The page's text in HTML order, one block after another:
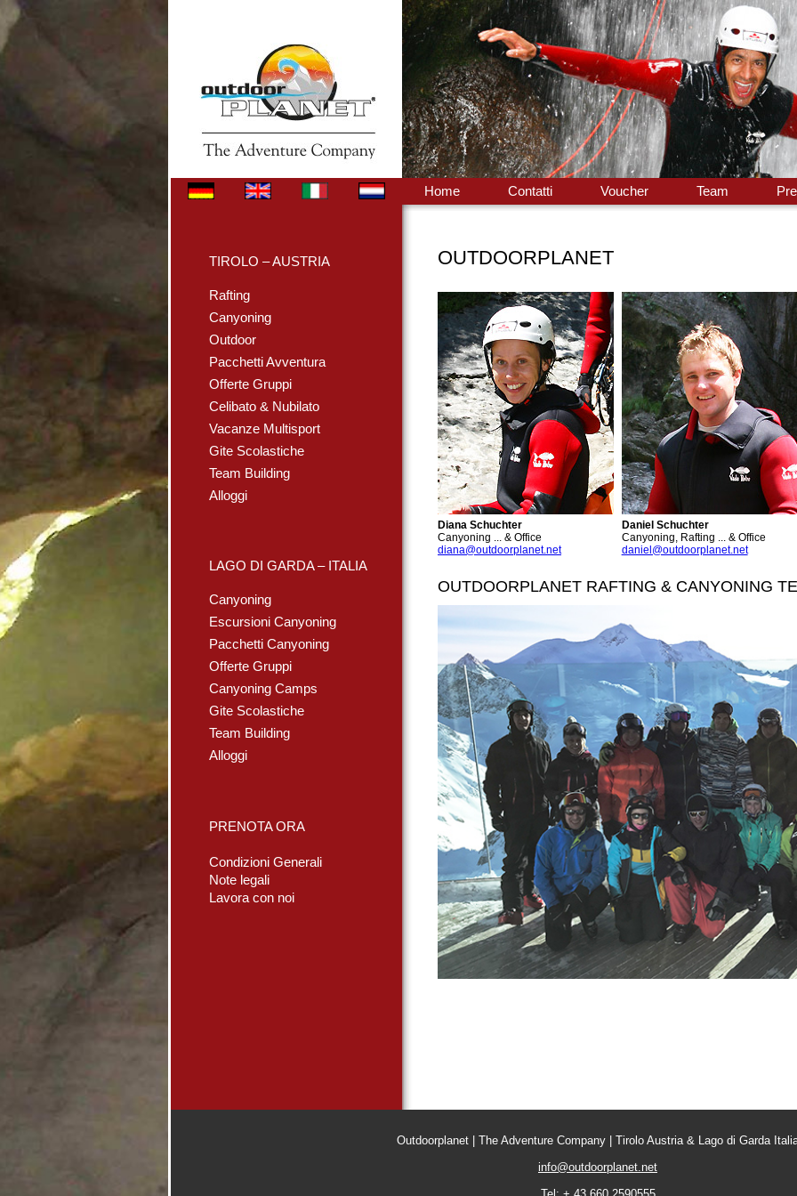
Home Contatti Voucher Team
TIROLO – AUSTRIA
Rafting
Canyoning
Outdoor
Pacchetti Avventura
Offerte Gruppi
Celibato & Nubilato
Vacanze Multisport
Gite Scolastiche
Team Building
Alloggi
LAGO DI GARDA – ITALIA
Canyoning
Escursioni Canyoning
Pacchetti Canyoning
Offerte Gruppi
Canyoning Camps
Gite Scolastiche
Team Building
Alloggi
PRENOTA ORA
Condizioni Generali
Note legali
Lavora con noi
OUTDOORPLANET
Diana Schuchter
Canyoning ... & Office
diana@outdoorplanet.net
Daniel Schuchter
Canyoning, Rafting ... & Office
daniel@outdoorplanet.net
OUTDOORPLANET RAFTING & CANYONING
Outdoorplanet | The Adventure Company | Tirolo Austria & Lago di Garda
info@outdoorplanet.net